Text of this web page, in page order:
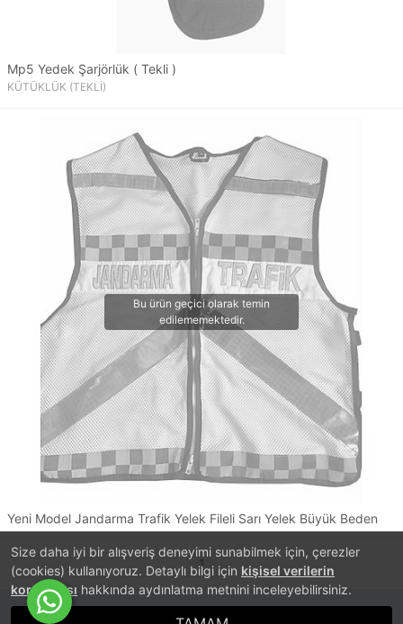
Size daha iyi bir alışveriş deneyimi sunabilmek için, çerezler
(cookies) kullanıyoruz. Detaylı bilgi için kişisel verilerin
korunması hakkında aydınlatma metnini inceleyebilirsiniz.
Mp5 Yedek Şarjörlük ( Tekli )
KÜTÜKLÜK (TEKLİ)
Yeni Model Jandarma Trafik Yelek Fileli Sarı Yelek Büyük Beden
1